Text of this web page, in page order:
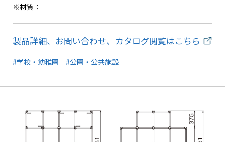
※材質：
製品詳細、お問い合わせ、カタログ閲覧はこちら
#学校・幼稚園 #公園・公共施設